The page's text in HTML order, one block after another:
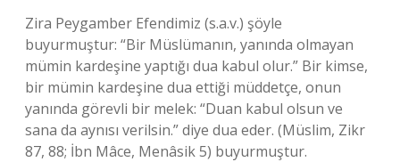
Zira Peygamber Efendimiz (s.a.v.) şöyle
buyurmuştur: “Bir Müslümanın, yanında olmayan
mümin kardeşine yaptığı dua kabul olur.” Bir kimse,
bir mümin kardeşine dua ettiği müddetçe, onun
yanında görevli bir melek: “Duan kabul olsun ve
sana da aynısı verilsin.” diye dua eder. (Müslim, Zikr
87, 88; İbn Mâce, Menâsik 5) buyurmuştur.